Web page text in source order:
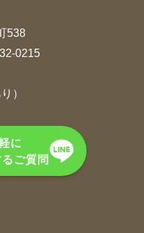
538
0215
）
に
ご質問